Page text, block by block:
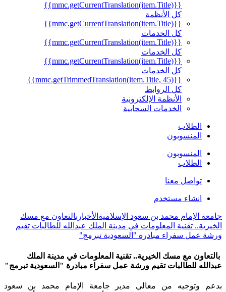
{{mmc.getCurrentTranslation(item.Title)}}
كل الأنظمة
{{mmc.getCurrentTranslation(item.Title)}}
كل الخدمات
{{mmc.getCurrentTranslation(item.Title)}}
كل الخدمات
{{mmc.getCurrentTranslation(item.Title)}}
كل الخدمات
{{mmc.getTrimmedTranslation(item.Title, 45)}}
كل الروابط
الأنظمة الإلكترونية
الخدمات السحابية
الطلاب
المنسوبون
المنسوبون
الطلاب
تواصل معنا
انشاء مستخدم
جامعة الإمام محمد بن سعود الإسلامية الأخبار بالتعاون مع مسك
الخيرية.. تقنية المعلومات في مدينة الملك عبدالله للطالبات تقيم
ورشة عمل سفراء مبادرة "السعودية تبرمج"
بالتعاون مع مسك الخيرية.. تقنية المعلومات في مدينة الملك
عبدالله للطالبات تقيم ورشة عمل سفراء مبادرة "السعودية تبرمج"
​بدعم وتوجيه من معالي مدير جامعة الإمام محمد بن سعود